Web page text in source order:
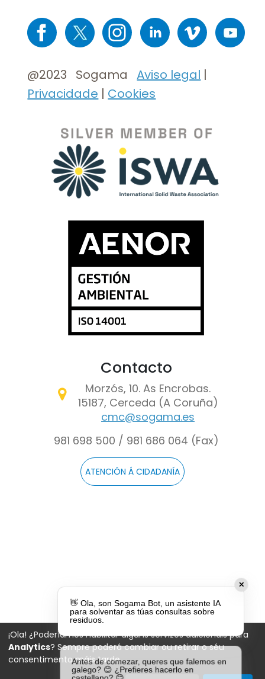
Imaxe Imaxe Imaxe Imaxe Imaxe Imaxe
@2023 SogamaAviso legal |
Privacidade | Cookies
Contacto
Morzós, 10. As Encrobas.
15187, Cerceda (A Coruña)
cmc@sogama.es
981 698 500 / 981 686 064 (Fax)
ATENCIÓN Á CIDADANÍA
✕
👋 Ola, son Sogama Bot, un asistente IA
para solventar as túas consultas sobre
residuos.
Antes de comezar, queres que falemos en
galego? 😊 ¿Prefieres hacerlo en
¡Ola! ¿Poderíamos habilitar algúns servizos adicionais para
Analytics? Sempre poderá cambiar ou retirar o séu
consentimento máis tarde.